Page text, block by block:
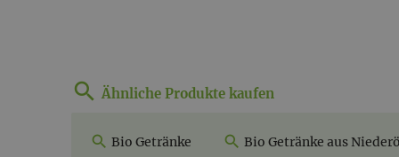
Ähnliche Produkte kaufen
Bio Getränke Bio Getränke aus